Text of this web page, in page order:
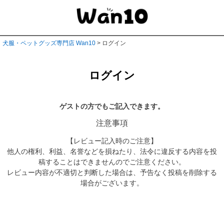
犬服・ペットグッズ専門店 Wan10 ログイン
ログイン
ゲストの方でもご記入できます。
注意事項
【レビュー記入時のご注意】
他人の権利、利益、名誉などを損ねたり、法令に違反する内容を投
稿することはできませんのでご注意ください。
レビュー内容が不適切と判断した場合は、予告なく投稿を削除する
場合がございます。